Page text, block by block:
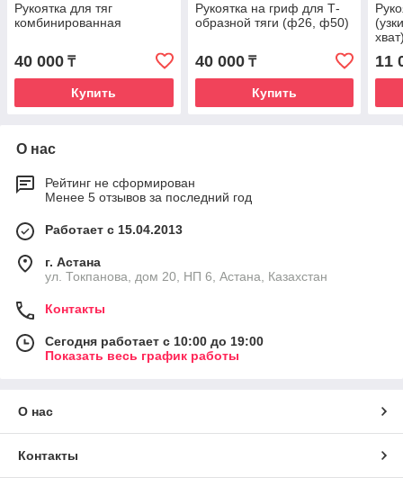
Рукоятка для тяг
комбинированная
40 000 ₸
Купить
Рукоятка на гриф для Т-
образной тяги (ф26, ф50)
40 000₸
Купить
11
О нас
Рейтинг не сформирован
Менее 5 отзывов за последний год
Работает с 15.04.2013
г. Астана
ул. Токпанова, дом 20, НП 6, Астана, Казахстан
Контакты
Сегодня работает с 10:00 до 19:00
Показать весь график работы
О нас
Контакты